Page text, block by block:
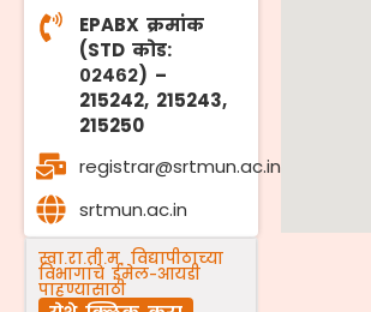
EPABX क्रमांक
(STD कोड:
०२४६२) –
215242, 215243,
215250
registrar@srtmun.ac.in
srtmun.ac.in
स्वा.रा.ती.म. विद्यापीठाच्या
विभागांचे ईमेल-आयडी
पाहण्यासाठी